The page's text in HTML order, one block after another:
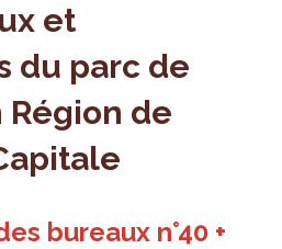
et
du parc de
de
bureaux n°40 +